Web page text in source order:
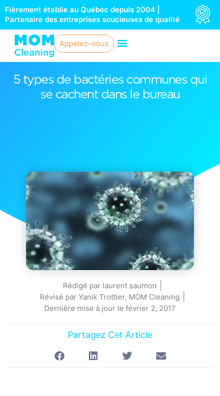
Aller
au
contenu
Fièrement établie au Québec depuis 2004 |
Partenaire des entreprises soucieuses de qualité
Appelez-nous
5 types de bactéries communes qui
se cachent dans le bureau
Rédigé par laurent saumon
Révisé par Yanik Trottier, MOM Cleaning
Dernière mise à jour le février 2, 2017
Partagez Cet Article